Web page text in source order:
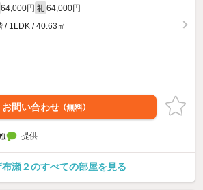
64,000円 礼 64,000円
/ 1LDK / 40.63㎡
お問い合わせ （無料）
提供
布瀬２のすべての部屋を見る